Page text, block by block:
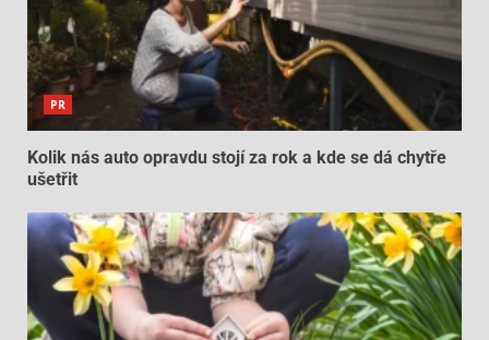
PR
Kolik nás auto opravdu stojí za rok a kde se dá chytře
ušetřit